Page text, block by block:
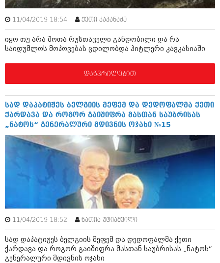
აპრილი 2018 (194)
თებერვალი 2018 (208)
დეკემბერი 2017 (243)
ნოემბერი 2017 (212)
ოქტომბერი 2017 (231)
სექტემბერი 2017 (261)
აგვისტო 2017 (212)
ივნისი 2017 (265)
მაისი 2017 (216)
აპრილი 2017 (220)
თებერვალი 2017 (205)
იანვარი 2017 (246)
დეკემბერი 2016 (207)
ნოემბერი 2016 (207)
ოქტომბერი 2016 (257)
სექტემბერი 2016 (224)
აგვისტო 2016 (258)
ივლისი 2016 (211)
ივნისი 2016 (221)
მაისი 2016 (261)
აპრილი 2016 (215)
მარტი 2016 (200)
თებერვალი 2016 (250)
11/04/2019 18:54 ქეთი კაპანაძე
იყო თუ არა შოთა რუსთაველი განდობილი და რა
საიდუმლოს მოპოვებას ცდილობდა ჰიტლერი კავკასიაში
დაწვრილებით
სად დაპატიჟეს ბელგიის მეფემ და დედოფალმა ქეთი
ქარდავა და როგორ გაიშიფრა მასთან საუბრისას
„ნატოს“ გენერალური მდივნის ოჯახი №15
11/04/2019 18:52 ნათია უტიაშვილი
სად დაპატიჟეს ბელგიის მეფემ და დედოფალმა ქეთი
ქარდავა და როგორ გაიშიფრა მასთან საუბრისას „ნატოს“
გენერალური მდივნის ოჯახი